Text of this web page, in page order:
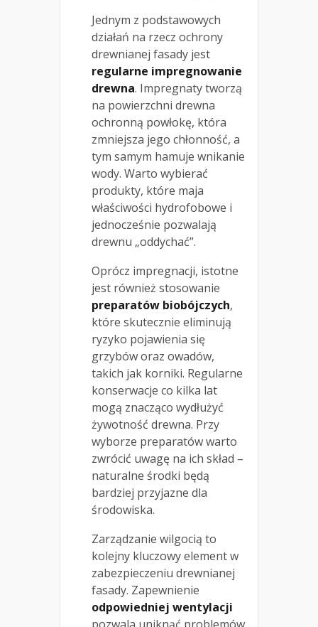
Jednym z podstawowych
działań na rzecz ochrony
drewnianej fasady jest
regularne impregnowanie
drewna. Impregnaty tworzą
na powierzchni drewna
ochronną powłokę, która
zmniejsza jego chłonność, a
tym samym hamuje wnikanie
wody. Warto wybierać
produkty, które maja
właściwości hydrofobowe i
jednocześnie pozwalają
drewnu „oddychać”.
Oprócz impregnacji, istotne
jest również stosowanie
preparatów biobójczych,
które skutecznie eliminują
ryzyko pojawienia się
grzybów oraz owadów,
takich jak korniki. Regularne
konserwacje co kilka lat
mogą znacząco wydłużyć
żywotność drewna. Przy
wyborze preparatów warto
zwrócić uwagę na ich skład –
naturalne środki będą
bardziej przyjazne dla
środowiska.
Zarządzanie wilgocią to
kolejny kluczowy element w
zabezpieczeniu drewnianej
fasady. Zapewnienie
odpowiedniej wentylacji